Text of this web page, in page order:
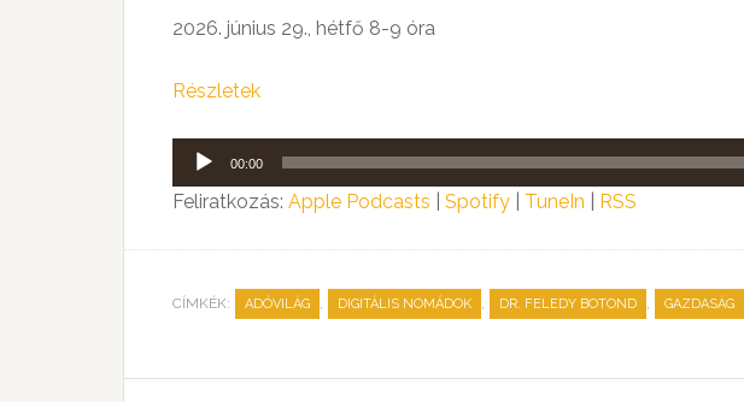
2026. június 29., hétfő 8-9 óra
Részletek
Audió
lejátszó
00:00
Feliratkozás: Apple Podcasts Spotify TuneIn RSS
CÍMKÉK: ADÓVILÁG , DIGITÁLIS NOMÁDOK , DR. FELEDY BOTOND , GAZDASÁG